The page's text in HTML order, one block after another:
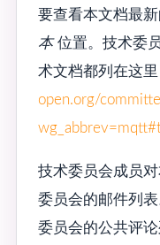
要查看本文档最
本位置。技术委
术文档都列在这里
open.org/
技术委员会成员
委员会的邮件列
委员会的公共评